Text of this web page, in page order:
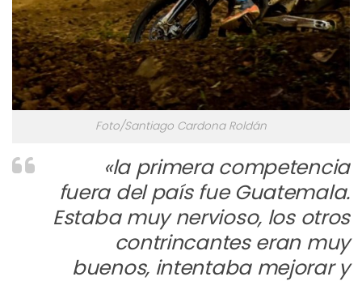
Foto/Santiago Cardona Roldán
«la primera competencia
fuera del país fue Guatemala.
Estaba muy nervioso, los otros
contrincantes eran muy
buenos, intentaba mejorar y